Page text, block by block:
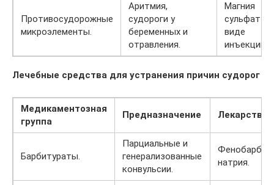
Противосудорожные
микроэлементы.
Аритмия,
судороги у
беременных и
отравления.
Магния
сульфат в
виде
инъекций.
Лечебные средства для устранения причин судорог
Медикаментозная
группа
Предназначение Лекарство
Барбитураты.
Парциальные и
генерализованные
конвульсии.
натрия.